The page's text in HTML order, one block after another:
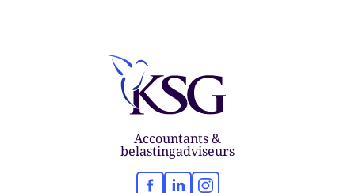
Accountants &
belastingadviseurs
Facebook
LinkedInInstagram